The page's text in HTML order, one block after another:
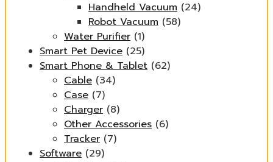
Handheld Vacuum (24)
Robot Vacuum (58)
Water Purifier (1)
Smart Pet Device (25)
Smart Phone & Tablet (62)
Cable (34)
Case (7)
Charger (8)
Other Accessories (6)
Tracker (7)
Software (29)